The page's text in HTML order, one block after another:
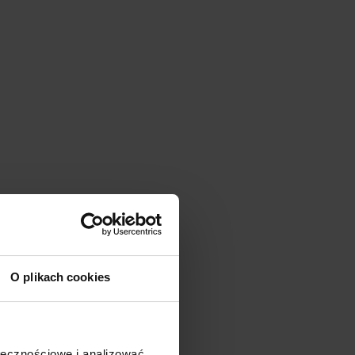
O plikach cookies